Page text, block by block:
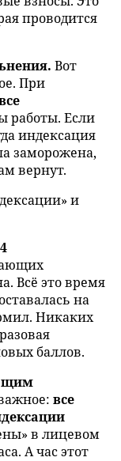
проводится
Вот
При
работы. Если
индексация
заморожена,
вернут.
и
Всё это время
на
Никаких
баллов.
все
в лицевом
А час этот